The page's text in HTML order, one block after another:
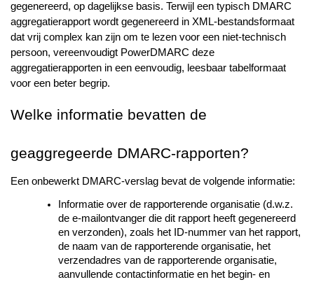
gegenereerd, op dagelijkse basis. Terwijl een typisch DMARC
aggregatierapport wordt gegenereerd in XML-bestandsformaat
dat vrij complex kan zijn om te lezen voor een niet-technisch
persoon, vereenvoudigt PowerDMARC deze
aggregatierapporten in een eenvoudig, leesbaar tabelformaat
voor een beter begrip.
Welke informatie bevatten de
geaggregeerde DMARC-rapporten?
Een onbewerkt DMARC-verslag bevat de volgende informatie:
Informatie over de rapporterende organisatie (d.w.z.
de e-mailontvanger die dit rapport heeft gegenereerd
en verzonden), zoals het ID-nummer van het rapport,
de naam van de rapporterende organisatie, het
verzendadres van de rapporterende organisatie,
aanvullende contactinformatie en het begin- en